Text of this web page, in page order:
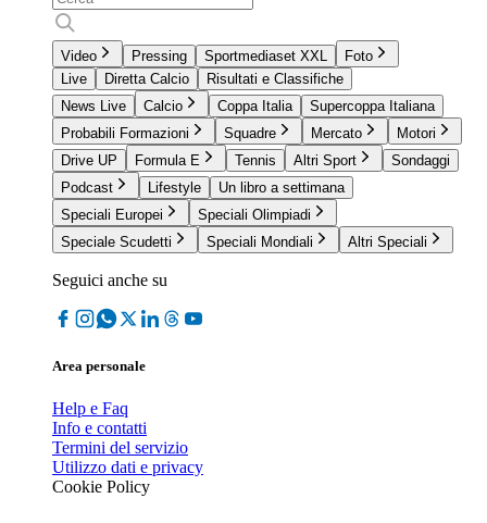
Video Pressing Sportmediaset XXL
Foto
Live
Diretta Calcio
Risultati e Classifiche
News Live
Calcio Coppa Italia
Supercoppa Italiana
Probabili Formazioni
Squadre Mercato
Motori
Drive UP
Formula E Tennis Altri Sport
Sondaggi
Podcast
Lifestyle
Un libro a settimana
Speciali Europei
Speciali Olimpiadi
Speciale Scudetti
Speciali Mondiali Altri Speciali
Seguici anche su
Area personale
Help e Faq
Info e contatti
Termini del servizio
Utilizzo dati e privacy
Cookie Policy